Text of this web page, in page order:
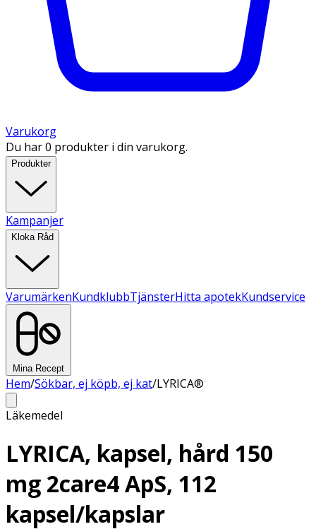
Varukorg
Du har 0 produkter i din varukorg.
Produkter
Kampanjer
Kloka Råd
VarumärkenKundklubbTjänsterHitta apotekKundservice
Mina Recept
Hem/Sökbar, ej köpb, ej kat/LYRICA®
Läkemedel
LYRICA, kapsel, hård 150
mg 2care4 ApS, 112
kapsel/kapslar